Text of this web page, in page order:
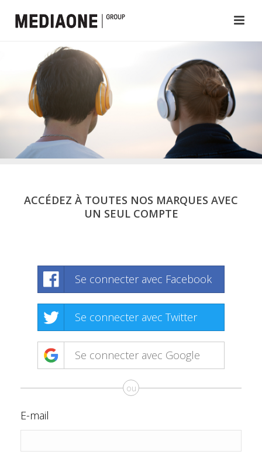
ACCÉDEZ À TOUTES NOS MARQUES AVEC
UN SEUL COMPTE
Se connecter avec Facebook
Se connecter avec Twitter
Se connecter avec Google
ou
E-mail